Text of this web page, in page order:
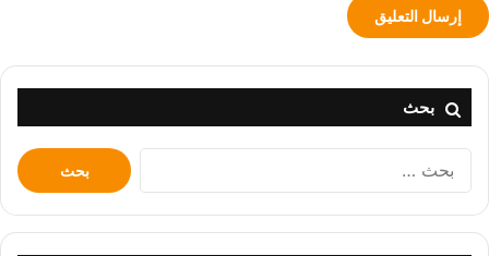
بحث
البحث
عن: